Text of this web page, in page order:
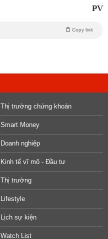
PV
Copy link
Thị trường chứng khoán
Smart Money
Doanh nghiệp
Kinh tế vĩ mô - Đầu tư
Thị trường
Lifestyle
Lịch sự kiện
Watch List